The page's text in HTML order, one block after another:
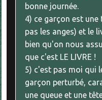
bonne journée.
4) ce garçon est
pas les anges) et le
bien qu'on nous
que c'est LE LIVRE !
5) c'est pas moi qui
garçon perturbé,
une queue et une